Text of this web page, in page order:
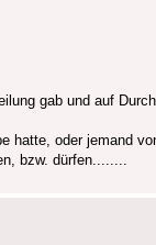
gab und auf
hatte, oder jemand
bzw. dürfen........